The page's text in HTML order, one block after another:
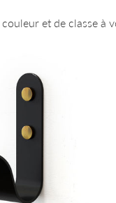
et de classe à